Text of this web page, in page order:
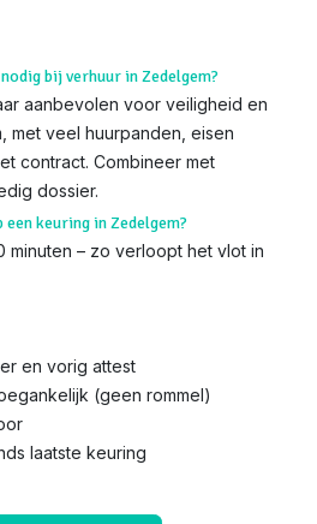
bij verhuur in Zedelgem?
aanbevolen voor veiligheid en
met veel huurpanden, eisen
contract. Combineer met
dossier.
keuring in Zedelgem?
minuten – zo verloopt het vlot in
en vorig attest
(geen rommel)
laatste keuring